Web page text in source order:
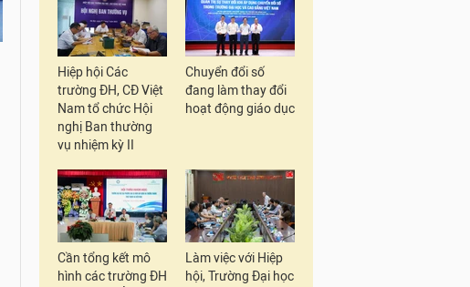
Hiệp hội Các
trường ĐH, CĐ Việt
Nam tổ chức Hội
nghị Ban thường
vụ nhiệm kỳ II
Chuyển đổi số
đang làm thay đổi
hoạt động giáo dục
Cần tổng kết mô
hình các trường ĐH
Làm việc với Hiệp
hội, Trường Đại học